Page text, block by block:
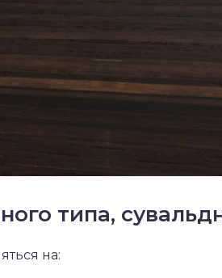
типа,
на: